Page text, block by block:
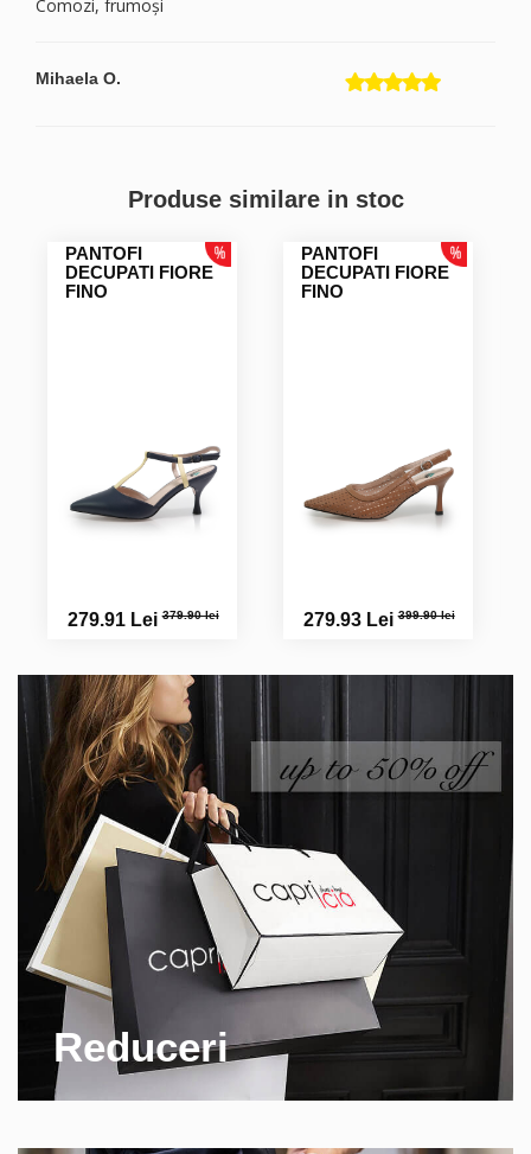
Comozi, frumoși
Mihaela O.
Produse similare in stoc
PANTOFI
DECUPATI FIORE
FINO
279.91 Lei379.90 lei
PANTOFI
DECUPATI FIORE
FINO
279.93 Lei399.90 lei
Reduceri